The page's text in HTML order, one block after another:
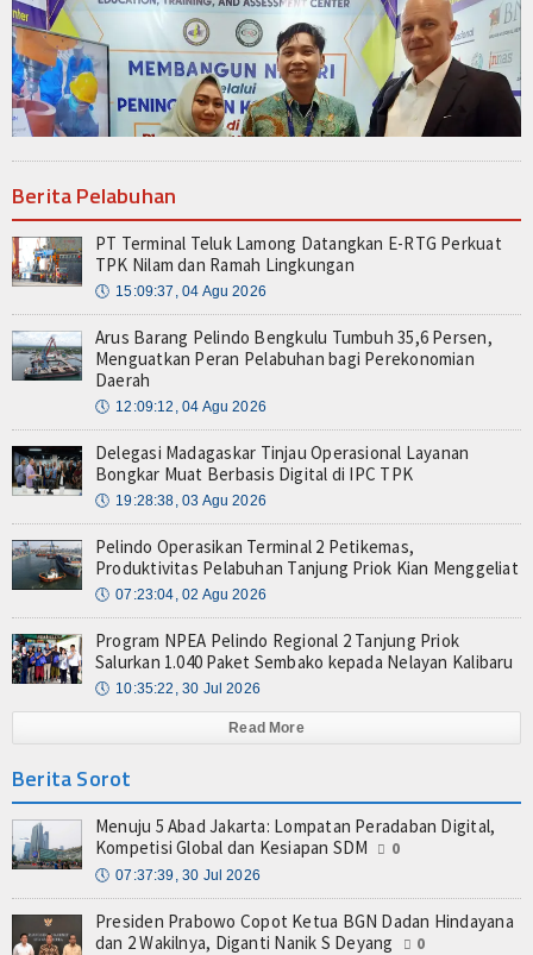
Berita Pelabuhan
PT Terminal Teluk Lamong Datangkan E-RTG Perkuat
TPK Nilam dan Ramah Lingkungan
🕔 15:09:37, 04 Agu 2026
Arus Barang Pelindo Bengkulu Tumbuh 35,6 Persen,
Menguatkan Peran Pelabuhan bagi Perekonomian
Daerah
🕔 12:09:12, 04 Agu 2026
Delegasi Madagaskar Tinjau Operasional Layanan
Bongkar Muat Berbasis Digital di IPC TPK
🕔 19:28:38, 03 Agu 2026
Pelindo Operasikan Terminal 2 Petikemas,
Produktivitas Pelabuhan Tanjung Priok Kian Menggeliat
🕔 07:23:04, 02 Agu 2026
Program NPEA Pelindo Regional 2 Tanjung Priok
Salurkan 1.040 Paket Sembako kepada Nelayan Kalibaru
🕔 10:35:22, 30 Jul 2026
Read More
Berita Sorot
Menuju 5 Abad Jakarta: Lompatan Peradaban Digital,
Kompetisi Global dan Kesiapan SDM
0
🕔 07:37:39, 30 Jul 2026
Presiden Prabowo Copot Ketua BGN Dadan Hindayana
dan 2 Wakilnya, Diganti Nanik S Deyang
0